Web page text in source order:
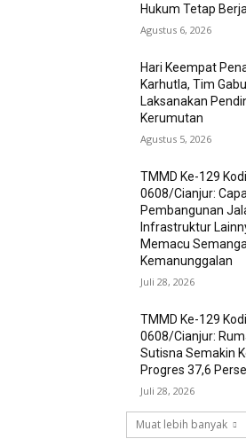
Hukum Tetap
Agustus 6, 2026
Hari Keempat
Karhutla, Tim
Laksanakan
Kerumutan
Agustus 5, 2026
TMMD Ke-129
0608/Cianjur:
Pembangunan
Infrastruktur
Memacu
Kemanunggalan
Juli 28, 2026
TMMD Ke-129
0608/Cianjur:
Sutisna Semakin
Progres 37,6
Juli 28, 2026
Muat lebih banyak